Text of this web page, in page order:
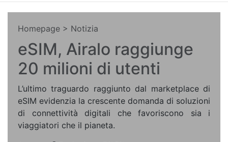
Homepage > Notizia
eSIM, Airalo raggiunge
20 milioni di utenti
L’ultimo traguardo raggiunto dal marketplace di
eSIM evidenzia la crescente domanda di soluzioni
di connettività digitali che favoriscono sia i
viaggiatori che il pianeta.